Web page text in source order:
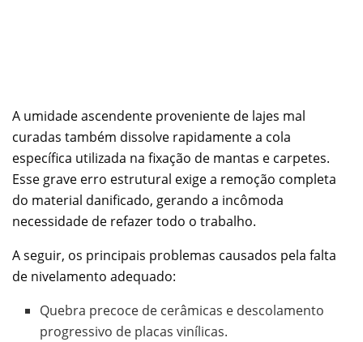
A umidade ascendente proveniente de lajes mal
curadas também dissolve rapidamente a cola
específica utilizada na fixação de mantas e carpetes.
Esse grave erro estrutural exige a remoção completa
do material danificado, gerando a incômoda
necessidade de refazer todo o trabalho.
A seguir, os principais problemas causados pela falta
de nivelamento adequado:
Quebra precoce de cerâmicas e descolamento
progressivo de placas vinílicas.